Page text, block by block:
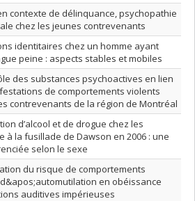
contexte de délinquance, psychopathie
chez les jeunes contrevenants
identitaires chez un homme ayant
peine : aspects stables et mobiles
des substances psychoactives en lien
de comportements violents
contrevenants de la région de Montréal
d’alcool et de drogue chez les
à la fusillade de Dawson en 2006 : une
selon le sexe
du risque de comportements
en obéissance
auditives impérieuses